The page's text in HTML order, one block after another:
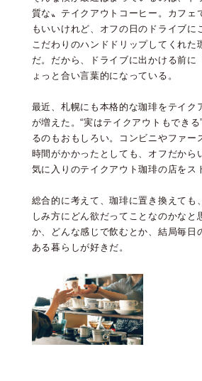
質な〟テイクアウトコーヒー。カフェ
もいいけれど、オフの日のドライブに
こだわりのハンドドリップしてくれた
だ。だから、ドライブに出かける前に
ょっと合い言葉的になっている。
最近、札幌にも本格的な珈琲をテイク
が増えた。“実はテイクアウトもでき
るのもおもしろい。コンビニやファー
時間がかかったとしても、オフだから
気に入りのテイクアウト珈琲の店をス
総合的に考えて、珈琲に置き換えても
しみ方にどん欲だってことなのかなと
か、どんな感じで飲むとか、結局毎日
ある暮らしが好きだ。